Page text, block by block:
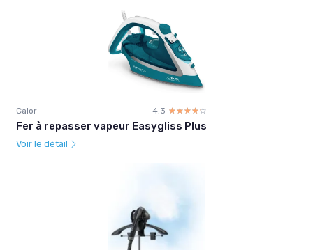
Calor 4.3 ☆☆☆☆☆
★★★★★
Fer à repasser vapeur Easygliss Plus
Voir le détail